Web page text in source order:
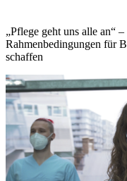
„Pflege geht uns alle an“
Rahmenbedingungen für
schaffen